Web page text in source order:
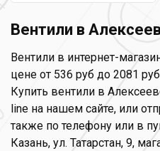
Вентили в
Вентили в интернет-
цене от 536 руб до 2081
Купить вентили в
line на нашем сайте, или
также по телефону или в
Казань, ул. Татарстан, 9,